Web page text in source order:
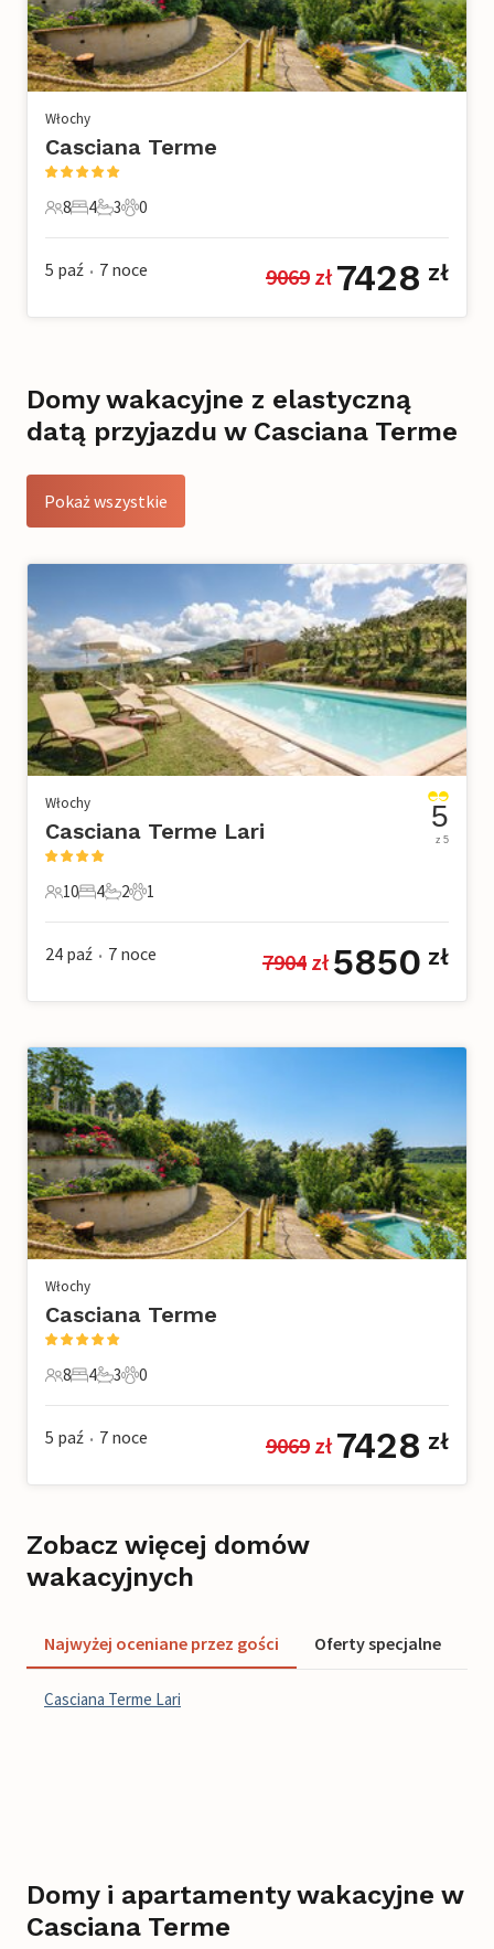
Włochy
Casciana Terme
8 Goście
8
4 Sypialnie
4
3 Łazienki
3
0 Zwierzęta domowe
0
5 paź • 7 noce 9069 zł 7428 zł
Domy wakacyjne z elastyczną
datą przyjazdu w Casciana Terme
Pokaż wszystkie
Włochy
Casciana Terme Lari
10 Goście
10
4 Sypialnie
4
2 Łazienki
2
1 Zwierzę domowe
1
5
z 5
24 paź • 7 noce 7904 zł 5850 zł
Włochy
Casciana Terme
8 Goście
8
4 Sypialnie
4
3 Łazienki
3
0 Zwierzęta domowe
0
5 paź • 7 noce 9069 zł 7428 zł
Zobacz więcej domów
wakacyjnych
Najwyżej oceniane przez gości Oferty specjalne
Casciana Terme Lari
Domy i apartamenty wakacyjne w
Casciana Terme